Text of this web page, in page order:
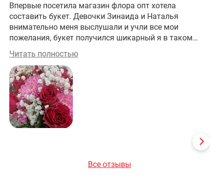
Все отзывы
Впервые посетила магазин флора опт хотела
составить букет. Девочки Зинаида и Наталья
внимательно меня выслушали и учли все мои
пожелания, букет получился шикарный я в таком
восторге спасибо вам большое.
Читать полностью